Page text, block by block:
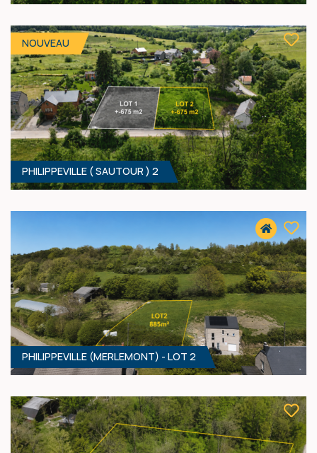
98 000 € HF*
40 000 €
40 000 € HF*
PHILIPPEVILLE ( SAUTOUR ) 2
NOUVEAU
PHILIPPEVILLE (MERLEMONT) - LOT 2